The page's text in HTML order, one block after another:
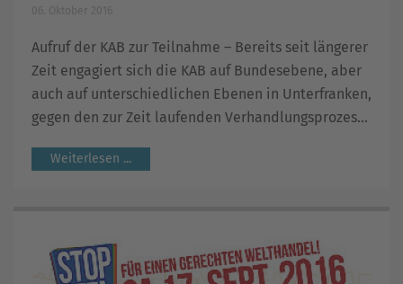
Aufruf der KAB zur Teilnahme – Bereits seit längerer
Zeit engagiert sich die KAB auf Bundesebene, aber
auch auf unterschiedlichen Ebenen in Unterfranken,
gegen den zur Zeit laufenden Verhandlungsprozes...
Weiterlesen ...